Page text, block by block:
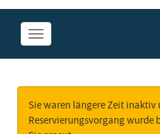
Sie waren längere Zeit inaktiv
Reservierungsvorgang wurde